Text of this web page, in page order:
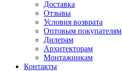
Доставка
Отзывы
Условия возврата
Оптовым покупателям
Дилерам
Архитекторам
Монтажникам
Контакты